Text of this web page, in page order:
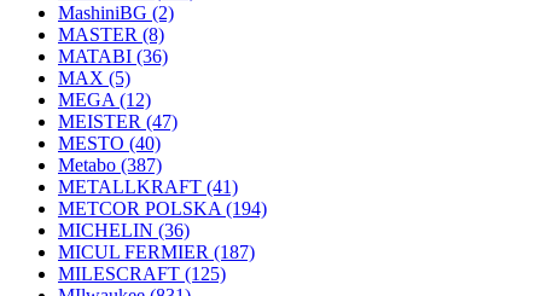
MashiniBG (2)
MASTER (8)
MATABI (36)
MAX (5)
MEGA (12)
MEISTER (47)
MESTO (40)
Metabo (387)
METALLKRAFT (41)
METCOR POLSKA (194)
MICHELIN (36)
MICUL FERMIER (187)
MILESCRAFT (125)